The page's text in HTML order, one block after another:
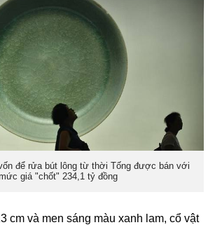
để rửa bút lông từ thời Tống được bán với
giá "chốt" 234,1 tỷ đồng
cm và men sáng màu xanh lam, cổ vật